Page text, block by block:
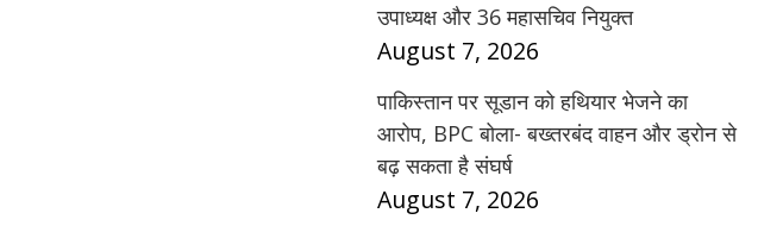
उपाध्यक्ष और 36 महासचिव नियुक्त
August 7, 2026
पाकिस्तान पर सूडान को हथियार भेजने का
आरोप, BPC बोला- बख्तरबंद वाहन और ड्रोन से
बढ़ सकता है संघर्ष
August 7, 2026